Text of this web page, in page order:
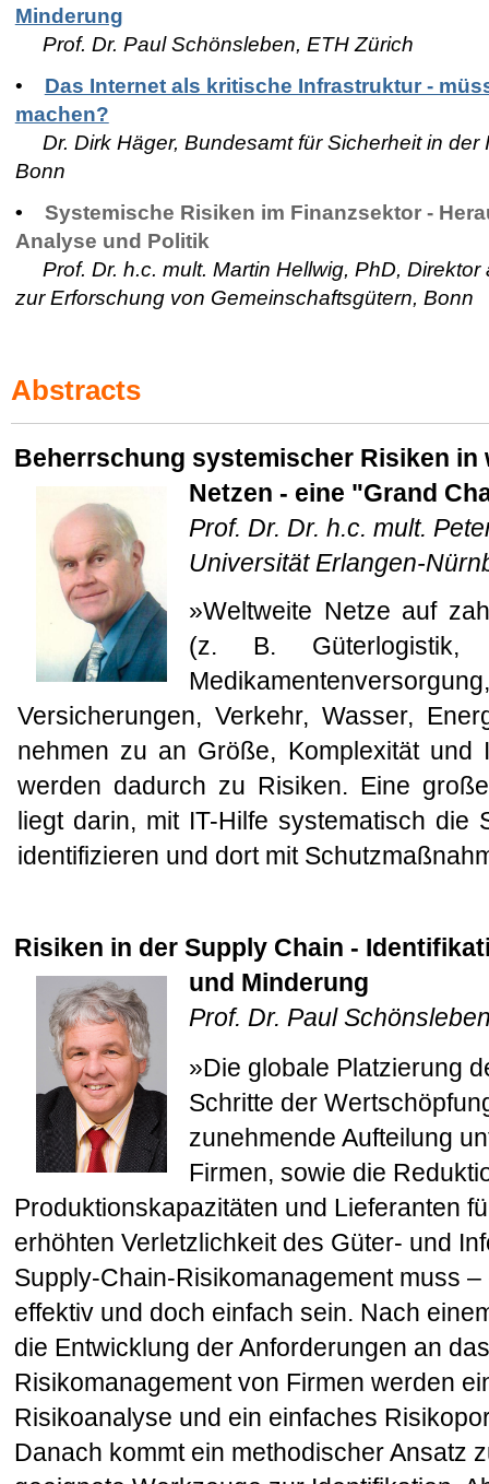
Minderung
Prof. Dr. Paul Schönsleben, ETH Zürich
• Das Internet als kritische Infrastruktur -
machen?
Dr. Dirk Häger, Bundesamt für Sicherheit in der
Bonn
• Systemische Risiken im Finanzsektor -
Analyse und Politik
Prof. Dr. h.c. mult. Martin Hellwig, PhD,
zur Erforschung von Gemeinschaftsgütern, Bonn
Abstracts
Beherrschung systemischer Risiken in
Netzen - eine "Grand
Prof. Dr. Dr. h.c. mult.
Universität Erlangen-
»Weltweite Netze auf
(z. B. Güterlogistik,
Versicherungen, Verkehr, Wasser,
nehmen zu an Größe, Komplexität und
werden dadurch zu Risiken. Eine
liegt darin, mit IT-Hilfe systematisch die
identifizieren und dort mit
Risiken in der Supply Chain -
und Minderung
Prof. Dr. Paul
»Die globale Platzierung
Schritte der
zunehmende Aufteilung
Firmen, sowie die
Produktionskapazitäten und Lieferanten
erhöhten Verletzlich­keit des Güter- und
Supply-Chain-Risikomanagement muss
effektiv und doch einfach sein. Nach
die Entwicklung der Anforderungen an das
Risikomanagement von Firmen werden
Risikoanalyse und ein einfaches
Danach kommt ein methodischer Ansatz